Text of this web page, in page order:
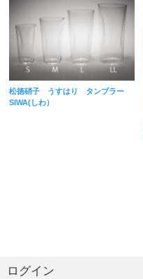
松徳硝子 うすはり タンブラー
SIWA(しわ）
ログイン